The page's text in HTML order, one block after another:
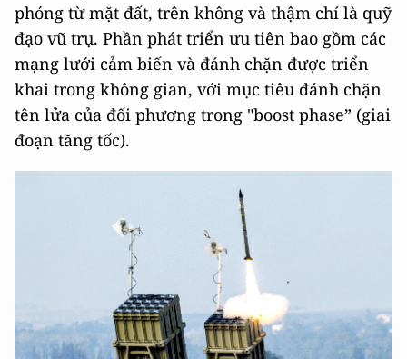
phóng từ mặt đất, trên không và thậm chí là quỹ
đạo vũ trụ. Phần phát triển ưu tiên bao gồm các
mạng lưới cảm biến và đánh chặn được triển
khai trong không gian, với mục tiêu đánh chặn
tên lửa của đối phương trong "boost phase” (giai
đoạn tăng tốc).